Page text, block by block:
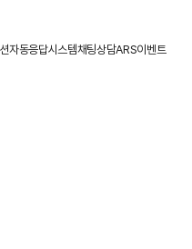
자동응답시스템채팅상담ARS이벤트